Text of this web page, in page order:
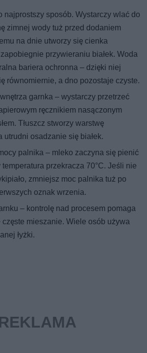
najprostszy sposób. Wystarczy wlać do
zimnej wody tuż przed dodaniem
na dnie utworzy się cienka
przywieraniu białek. Woda
bariera ochronna – dzięki niej
równomiernie, a dno pozostaje czyste.
garnka – wystarczy przetrzeć
ręcznikiem nasączonym
Tłuszcz stworzy warstwę
utrudni osadzanie się białek.
palnika – mleko zaczyna się pienić
przekracza 70°C. Jeśli nie
zmniejsz moc palnika tuż po
oznak wrzenia.
– kontrolę nad procesem pomaga
częste mieszanie. Wiele osób używa
łyżki.